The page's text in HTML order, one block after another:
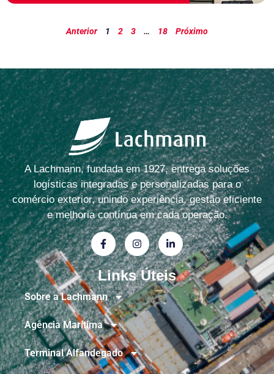
Anterior 1 2 3 … 18 Próximo
A Lachmann, fundada em 1927, entrega soluções
logísticas integradas e personalizadas para o
comércio exterior, unindo experiência, gestão eficiente
e melhoria contínua em cada operação.
Links Úteis
Sobre a Lachmann
Agência Marítima
Terminal Alfandegado